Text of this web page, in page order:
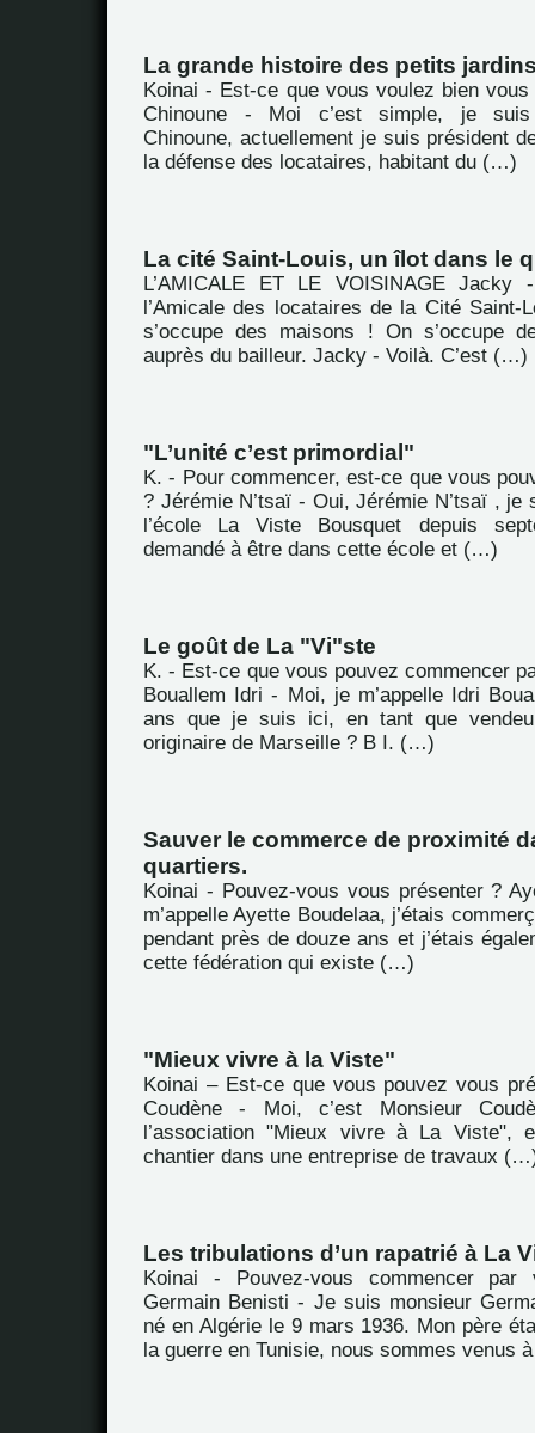
La grande histoire des petits
Koinai - Est-ce que vous voulez bien
Chinoune - Moi c’est simple, je suis
Chinoune, actuellement je suis président
la défense des locataires, habitant du (…)
La cité Saint-Louis, un îlot dans le
L’AMICALE ET LE VOISINAGE Jacky
l’Amicale des locataires de la Cité Saint-
s’occupe des maisons ! On s’occupe
auprès du bailleur. Jacky - Voilà. C’est (…)
"L’unité c’est primordial"
K. - Pour commencer, est-ce que vous
? Jérémie N’tsaï - Oui, Jérémie N’tsaï , je
l’école La Viste Bousquet depuis
demandé à être dans cette école et (…)
Le goût de La "Vi"ste
K. - Est-ce que vous pouvez commencer
Bouallem Idri - Moi, je m’appelle Idri
ans que je suis ici, en tant que
originaire de Marseille ? B I. (…)
Sauver le commerce de proximité
quartiers.
Koinai - Pouvez-vous vous présenter ?
m’appelle Ayette Boudelaa, j’étais
pendant près de douze ans et j’étais
cette fédération qui existe (…)
"Mieux vivre à la Viste"
Koinai – Est-ce que vous pouvez vous
Coudène - Moi, c’est Monsieur
l’association "Mieux vivre à La Viste",
chantier dans une entreprise de travaux
Les tribulations d’un rapatrié à La
Koinai - Pouvez-vous commencer par
Germain Benisti - Je suis monsieur
né en Algérie le 9 mars 1936. Mon père
la guerre en Tunisie, nous sommes venus